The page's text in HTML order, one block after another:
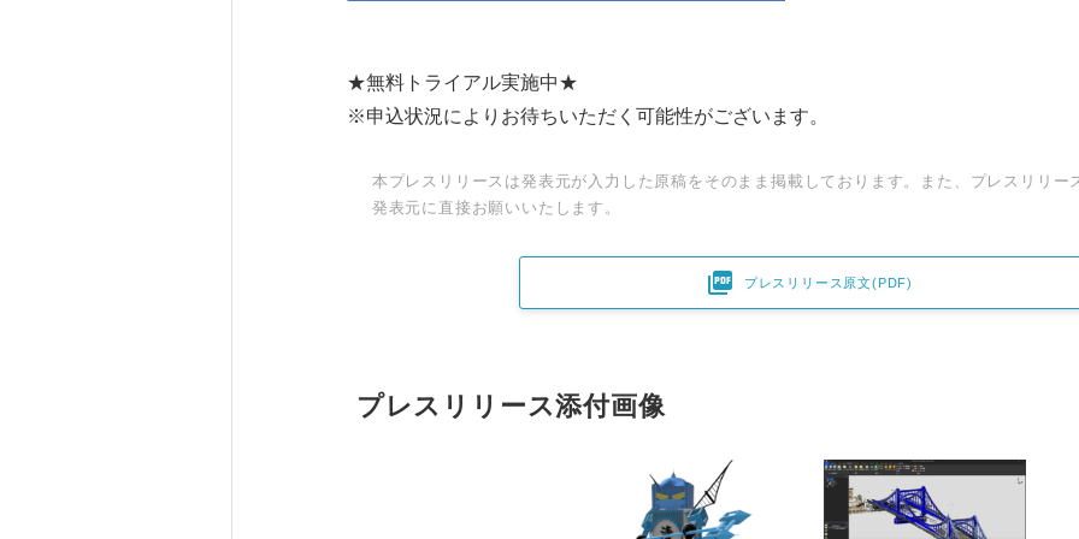
★無料トライアル実施中★
※申込状況によりお待ちいただく可能性がございます。
本プレスリリースは発表元が入力した原稿をそのまま掲載しております。また、プレスリリー
発表元に直接お願いいたします。
 プレスリリース原文(PDF)
プレスリリース添付画像